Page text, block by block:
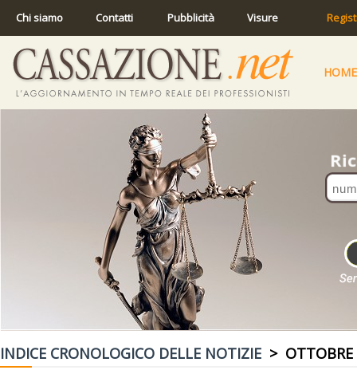
Chi siamo Contatti Pubblicità Visure
HOME
INDICE CRONOLOGICO DELLE NOTIZIE > OTTOBRE